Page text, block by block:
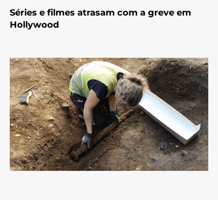
Séries e filmes atrasam com a greve em
Hollywood